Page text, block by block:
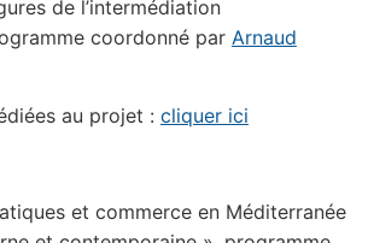
de l’intermédiation
coordonné par Arnaud
au projet : cliquer ici
et commerce en Méditerranée